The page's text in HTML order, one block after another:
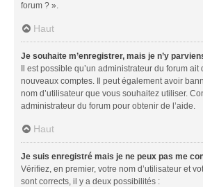
forum ? ».
Haut
Je souhaite m’enregistrer, mais je n’y
Il est possible qu’un administrateur du forum
nouveaux comptes. Il peut également avoir
nom d’utilisateur que vous souhaitez utiliser.
administrateur du forum pour obtenir de l’aide.
Haut
Je suis enregistré mais je ne peux pas me
Vérifiez, en premier, votre nom d’utilisateur et
sont corrects, il y a deux possibilités :